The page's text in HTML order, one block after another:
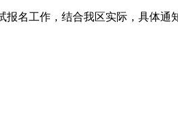
名工作，结合我区实际，具体通